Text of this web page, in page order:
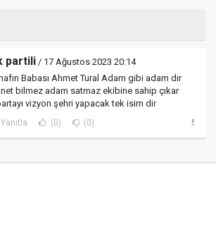
partili/ 17 Ağustos 2023 20:14
Babası Ahmet Tural Adam gibi adam dır
bilmez adam satmaz ekibine sahip çıkar
vizyon şehri yapacak tek isim dir
Yanıtla (0) (0)